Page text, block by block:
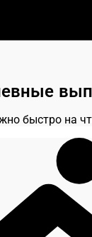
быстро на